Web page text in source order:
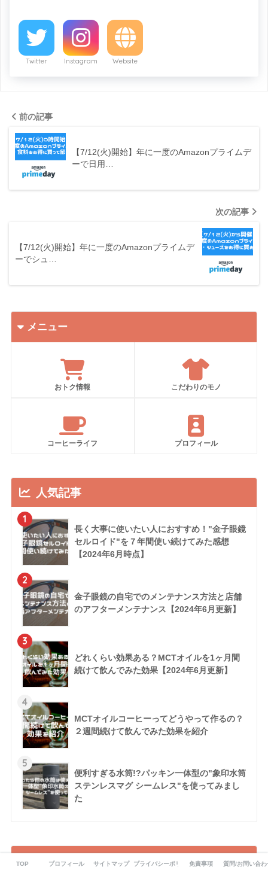
Twitter Instagram Website
前の記事
【7/12(火)開始】年に一度のAmazonプライムデ
ーで日用…
次の記事
【7/12(火)開始】年に一度のAmazonプライムデ
ーでシュ…
メニュー
おトク情報 こだわりのモノ
コーヒーライフ プロフィール
人気記事
1
長く大事に使いたい人におすすめ！"金子眼鏡
セルロイド"を７年間使い続けてみた感想
【2024年6月時点】
2
金子眼鏡の自宅でのメンテナンス方法と店舗
のアフターメンテナンス【2024年6月更新】
3
どれくらい効果ある？MCTオイルを1ヶ月間
続けて飲んでみた効果【2024年6月更新】
4
MCTオイルコーヒーってどうやって作るの？
２週間続けて飲んでみた効果を紹介
5
便利すぎる水筒!?パッキン一体型の"象印水筒
ステンレスマグ シームレス"を使ってみまし
た
カテゴリー
TOP プロフィール サイトマップ プライバシーポリシー免責事項 質問/お問い合わ